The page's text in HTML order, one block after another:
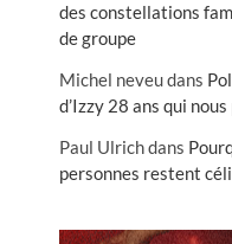
des constellations
de groupe
Michel neveudans
d’Izzy 28 ans qui
Paul Ulrichdans
personnes restent